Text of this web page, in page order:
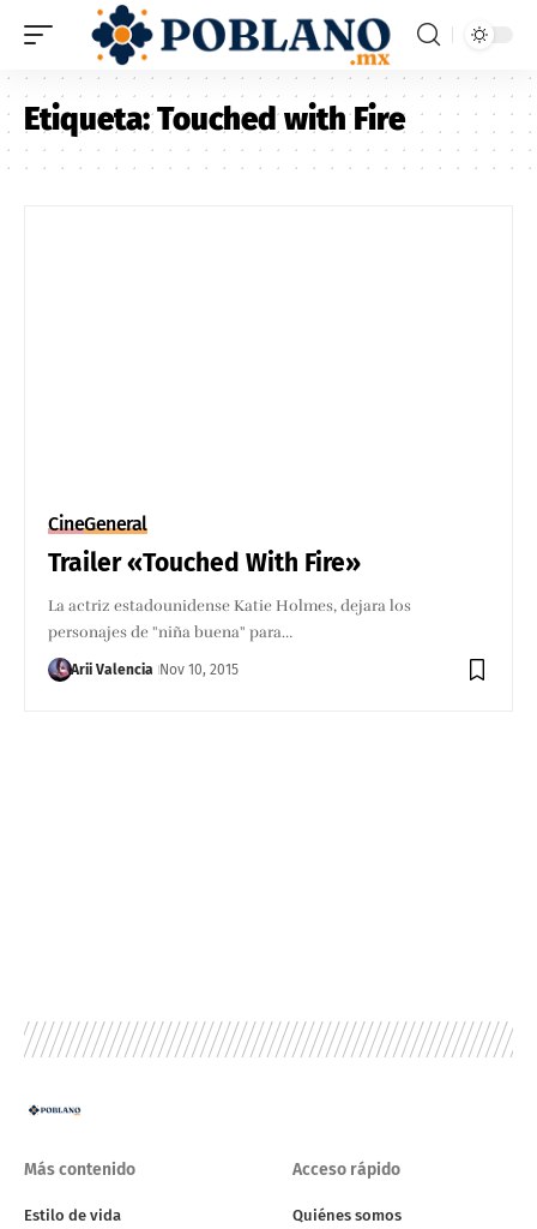
Etiqueta:Touched with Fire
CineGeneral
Trailer «Touched With Fire»
La actriz estadounidense Katie Holmes, dejara los
personajes de "niña buena" para…
Arii Valencia Nov 10, 2015
Más contenido
Estilo de vida
Acceso rápido
Quiénes somos